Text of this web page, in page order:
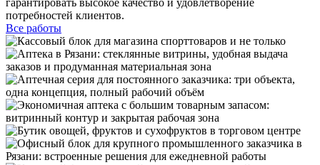
потребностей клиентов.
Все работы